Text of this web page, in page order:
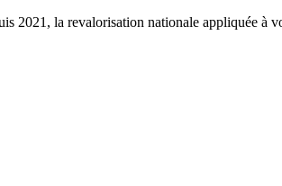
2021, la revalorisation nationale appliquée à